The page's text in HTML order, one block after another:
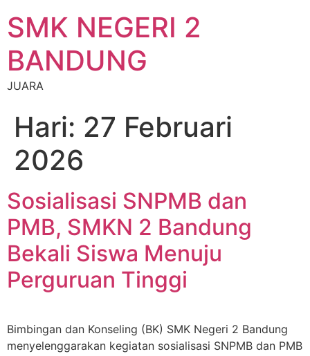
SMK NEGERI 2
BANDUNG
JUARA
Hari: 27 Februari
2026
Sosialisasi SNPMB dan
PMB, SMKN 2 Bandung
Bekali Siswa Menuju
Perguruan Tinggi
Bimbingan dan Konseling (BK) SMK Negeri 2 Bandung
menyelenggarakan kegiatan sosialisasi SNPMB dan PMB